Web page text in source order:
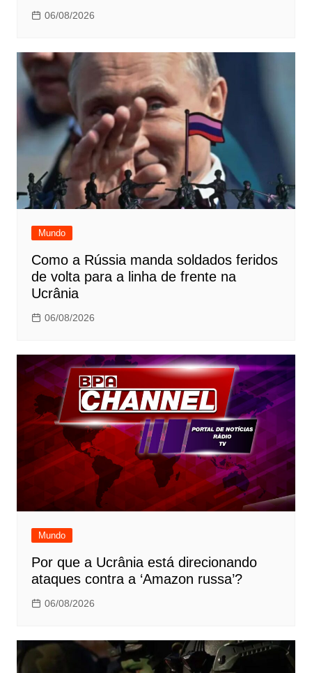
06/08/2026
Mundo
Como a Rússia manda soldados feridos
de volta para a linha de frente na
Ucrânia
06/08/2026
Mundo
Por que a Ucrânia está direcionando
ataques contra a ‘Amazon russa’?
06/08/2026